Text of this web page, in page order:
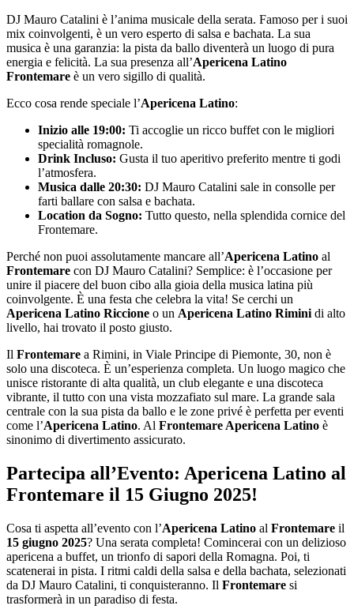
DJ Mauro Catalini è l’anima musicale della serata. Famoso per i suoi
mix coinvolgenti, è un vero esperto di salsa e bachata. La sua
musica è una garanzia: la pista da ballo diventerà un luogo di pura
energia e felicità. La sua presenza all’Apericena Latino
Frontemare è un vero sigillo di qualità.
Ecco cosa rende speciale l’Apericena Latino:
Inizio alle 19:00: Ti accoglie un ricco buffet con le migliori
specialità romagnole.
Drink Incluso: Gusta il tuo aperitivo preferito mentre ti godi
l’atmosfera.
Musica dalle 20:30: DJ Mauro Catalini sale in consolle per
farti ballare con salsa e bachata.
Location da Sogno: Tutto questo, nella splendida cornice del
Frontemare.
Perché non puoi assolutamente mancare all’Apericena Latino al
Frontemare con DJ Mauro Catalini? Semplice: è l’occasione per
unire il piacere del buon cibo alla gioia della musica latina più
coinvolgente. È una festa che celebra la vita! Se cerchi un
Apericena Latino Riccione o un Apericena Latino Rimini di alto
livello, hai trovato il posto giusto.
Il Frontemare a Rimini, in Viale Principe di Piemonte, 30, non è
solo una discoteca. È un’esperienza completa. Un luogo magico che
unisce ristorante di alta qualità, un club elegante e una discoteca
vibrante, il tutto con una vista mozzafiato sul mare. La grande sala
centrale con la sua pista da ballo e le zone privé è perfetta per eventi
come l’Apericena Latino. Al Frontemare Apericena Latino è
sinonimo di divertimento assicurato.
Partecipa all’Evento: Apericena Latino al
Frontemare il 15 Giugno 2025!
Cosa ti aspetta all’evento con l’Apericena Latino al Frontemare il
15 giugno 2025? Una serata completa! Comincerai con un delizioso
apericena a buffet, un trionfo di sapori della Romagna. Poi, ti
scatenerai in pista. I ritmi caldi della salsa e della bachata, selezionati
da DJ Mauro Catalini, ti conquisteranno. Il Frontemare si
trasformerà in un paradiso di festa.